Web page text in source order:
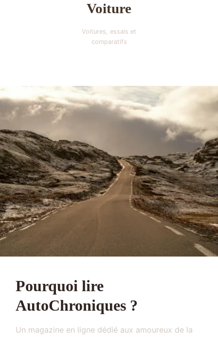
Voiture
Voitures, essais et
comparatifs
Pourquoi lire
AutoChroniques ?
Un magazine en ligne dédié aux amoureux de la